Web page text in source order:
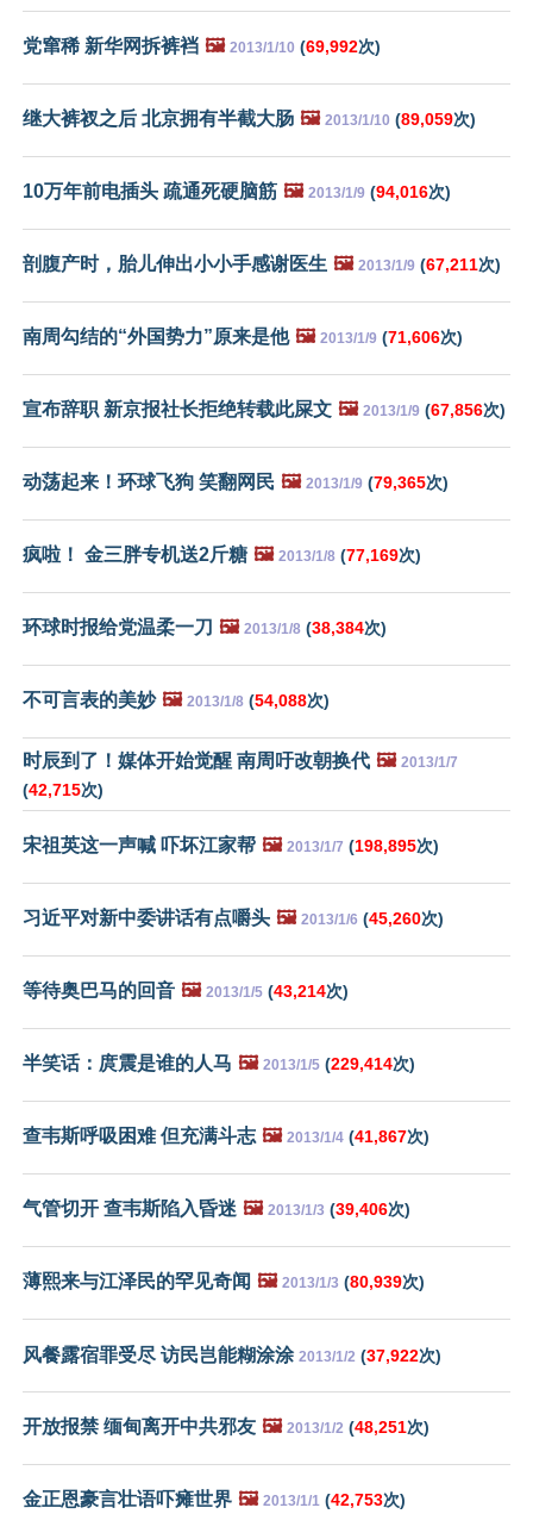
党窜稀 新华网拆裤裆 🖼️ 2013/1/10 (69,992次)
继大裤衩之后 北京拥有半截大肠 🖼️ 2013/1/10 (89,059次)
10万年前电插头 疏通死硬脑筋 🖼️ 2013/1/9 (94,016次)
剖腹产时，胎儿伸出小小手感谢医生 🖼️ 2013/1/9 (67,211次)
南周勾结的“外国势力”原来是他 🖼️ 2013/1/9 (71,606次)
宣布辞职 新京报社长拒绝转载此屎文 🖼️ 2013/1/9 (67,856次)
动荡起来！环球飞狗 笑翻网民 🖼️ 2013/1/9 (79,365次)
疯啦！ 金三胖专机送2斤糖 🖼️ 2013/1/8 (77,169次)
环球时报给党温柔一刀 🖼️ 2013/1/8 (38,384次)
不可言表的美妙 🖼️ 2013/1/8 (54,088次)
时辰到了！媒体开始觉醒 南周吁改朝换代 🖼️ 2013/1/7
(42,715次)
宋祖英这一声喊 吓坏江家帮 🖼️ 2013/1/7 (198,895次)
习近平对新中委讲话有点嚼头 🖼️ 2013/1/6 (45,260次)
等待奥巴马的回音 🖼️ 2013/1/5 (43,214次)
半笑话：庹震是谁的人马 🖼️ 2013/1/5 (229,414次)
查韦斯呼吸困难 但充满斗志 🖼️ 2013/1/4 (41,867次)
气管切开 查韦斯陷入昏迷 🖼️ 2013/1/3 (39,406次)
薄熙来与江泽民的罕见奇闻 🖼️ 2013/1/3 (80,939次)
风餐露宿罪受尽 访民岂能糊涂涂 2013/1/2 (37,922次)
开放报禁 缅甸离开中共邪友 🖼️ 2013/1/2 (48,251次)
金正恩豪言壮语吓瘫世界 🖼️ 2013/1/1 (42,753次)